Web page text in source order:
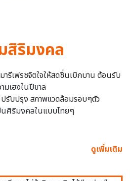
สิริมงคล
รีเฟรชจิตใจให้สดชื่นเบิกบาน ต้อนรับ
มเฮงในปีขาล
รับปรุง สภาพแวดล้อมรอบๆตัว
นศิริมงคลในแบบไทยๆ
ดูเพิ่มเติม